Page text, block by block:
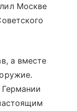
Москве
а вместе